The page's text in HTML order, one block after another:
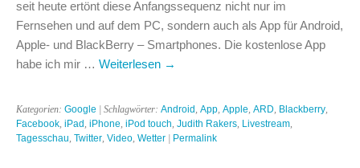
seit heute ertönt diese Anfangssequenz nicht nur im
Fernsehen und auf dem PC, sondern auch als App für Android,
Apple- und BlackBerry – Smartphones. Die kostenlose App
habe ich mir … Weiterlesen →
Kategorien: Google | Schlagwörter: Android App Apple ARD Blackberry
Facebook iPad iPhone iPod touch Judith Rakers Livestream
Tagesschau Twitter Video Wetter | Permalink